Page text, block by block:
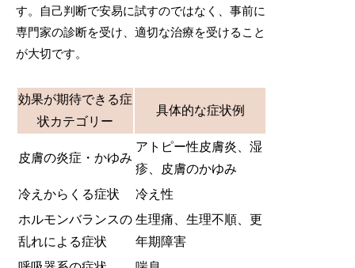
す。自己判断で安易に試すのではなく、事前に
専門家の診断を受け、適切な治療を受けること
が大切です。
効果が期待できる症
状カテゴリー
具体的な症状例
皮膚の炎症・かゆみ
アトピー性皮膚炎、湿
疹、皮膚のかゆみ
冷えからくる症状
冷え性
ホルモンバランスの
乱れによる症状
生理痛、生理不順、更
年期障害